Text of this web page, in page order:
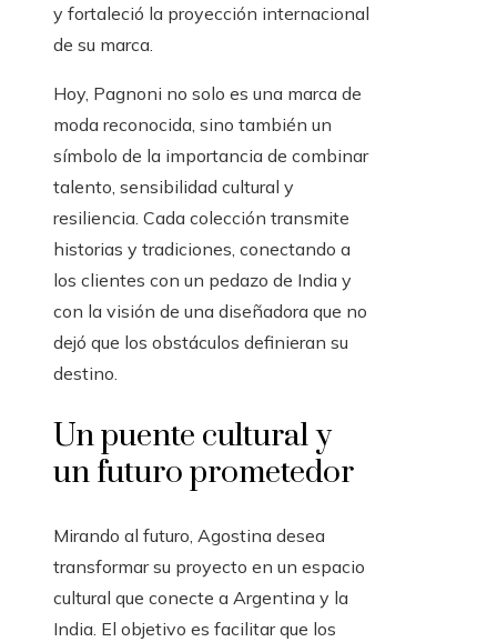
y fortaleció la proyección internacional
de su marca.
Hoy, Pagnoni no solo es una marca de
moda reconocida, sino también un
símbolo de la importancia de combinar
talento, sensibilidad cultural y
resiliencia. Cada colección transmite
historias y tradiciones, conectando a
los clientes con un pedazo de India y
con la visión de una diseñadora que no
dejó que los obstáculos definieran su
destino.
Un puente cultural y
un futuro prometedor
Mirando al futuro, Agostina desea
transformar su proyecto en un espacio
cultural que conecte a Argentina y la
India. El objetivo es facilitar que los